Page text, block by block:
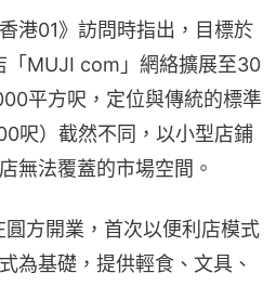
港01》訪問時指出，目標於
「MUJI com」網絡擴展至30
平方呎，定位與傳統的標準
呎）截然不同，以小型店鋪
無法覆蓋的市場空間。
方開業，首次以便利店模式
為基礎，提供輕食、文具、